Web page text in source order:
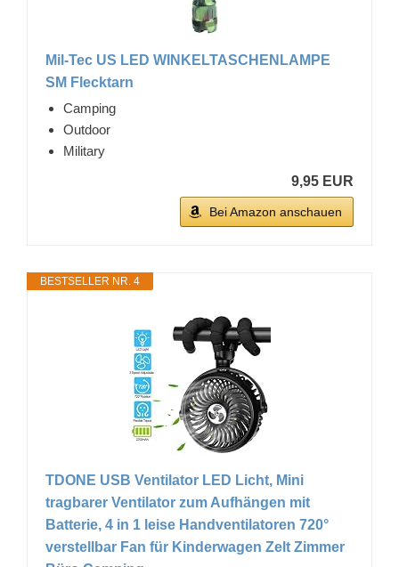
Mil-Tec US LED WINKELTASCHENLAMPE
SM Flecktarn
Camping
Outdoor
Military
9,95 EUR
Bei Amazon anschauen
BESTSELLER NR. 4
TDONE USB Ventilator LED Licht, Mini
tragbarer Ventilator zum Aufhängen mit
Batterie, 4 in 1 leise Handventilatoren 720°
verstellbar Fan für Kinderwagen Zelt Zimmer